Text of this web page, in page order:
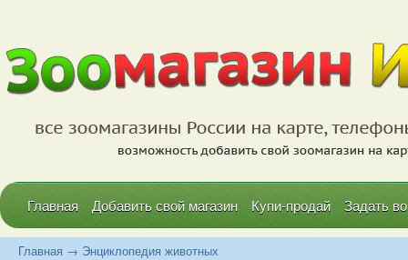
Главная Добавить свой магазин Купи-продай Задать
Главная → Энциклопедия животных